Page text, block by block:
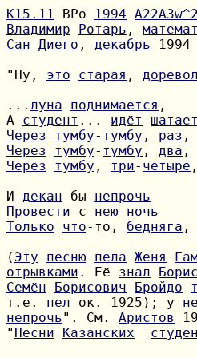
К15.11 ВРо 1994 A22A3w^2
Владимир
Ротарь ,
Сан Диего , декабрь 1994
"Ну, это старая ,
... луна поднимается
А студент ... идёт
Через
тумбу- тумбу , раз
Через
тумбу- тумбу , два
Через
тумбу , три- четыре
И декан бы непрочь
Провести с нею ночь
Только
что-то, бедняга ,
( Эту песню пела Женя
отрывками . Её знал Борис
Семён
Борисович Бройдо
т.е. пел ок. 1925); у
непрочь". См. Аристов
" Песни Казанских